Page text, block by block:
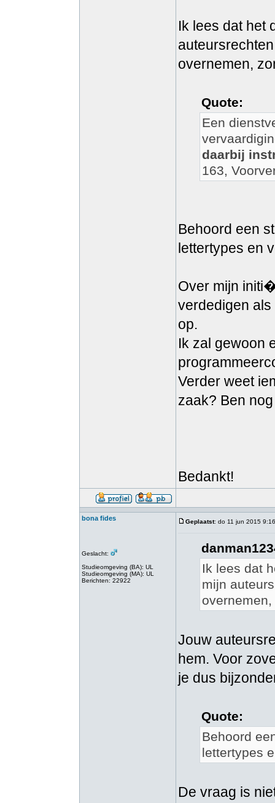
Ik lees dat het
overnemen,
Quote:
Een
daarbij
163,
Behoord een
lettertypes en
Over mijn
verdedigen
op.
Ik zal gewoon
Verder weet
zaak? Ben
Bedankt!
bona fides
Geslacht:
Studieomgeving (BA): UL
Studieomgeving (MA): UL
Berichten: 22922
Geplaatst: do 11 jun 2015 9:16
Ik lees dat
mijn
Jouw
hem. Voor
je dus
Quote:
Behoord
lettertypes
De vraag is